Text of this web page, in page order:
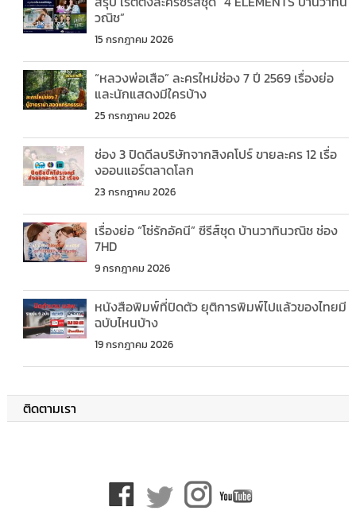
วณิช”
15 กรกฎาคม 2026
“หลวงพ่อเสือ” ละครใหม่ช่อง 7 ปี 2569 เรื่องย่อ
และนักแสดงมีใครบ้าง
25 กรกฎาคม 2026
ช่อง 3 ปิดดีลบริษัทจากสิงคโปร์ ขายละคร 12 เรื่อ
งออนแอร์ตลาดโลก
23 กรกฎาคม 2026
เรื่องย่อ “โซ่รักอัคนี” ซีรีส์ชุด บ้านวาทินวณิช ช่อง
7HD
9 กรกฎาคม 2026
หนังสือพิมพ์ที่ปิดตัว ยุติการพิมพ์ไปแล้วของไทยมี
ฉบับไหนบ้าง
19 กรกฎาคม 2026
ติดตามเรา